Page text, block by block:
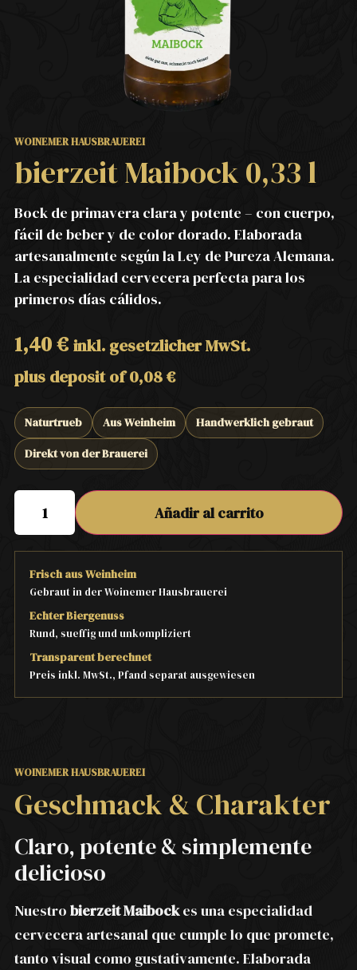
WOINEMER HAUSBRAUEREI
bierzeit Maibock 0,33 l
Bock de primavera clara y potente – con cuerpo,
fácil de beber y de color dorado. Elaborada
artesanalmente según la Ley de Pureza Alemana.
La especialidad cervecera perfecta para los
primeros días cálidos.
1,40€ inkl. gesetzlicher MwSt.
plus deposit of0,08€
Naturtrueb Aus Weinheim
Handwerklich gebraut
Direkt von der Brauerei
Añadir al carrito
Frisch aus Weinheim
Gebraut in der Woinemer Hausbrauerei
Echter Biergenuss
Rund, sueffig und unkompliziert
Transparent berechnet
Preis inkl. MwSt., Pfand separat ausgewiesen
WOINEMER HAUSBRAUEREI
Geschmack & Charakter
Claro, potente & simplemente
delicioso
Nuestro bierzeit Maibockes una especialidad
cervecera artesanal que cumple lo que promete,
tanto visual como gustativamente. Elaborada